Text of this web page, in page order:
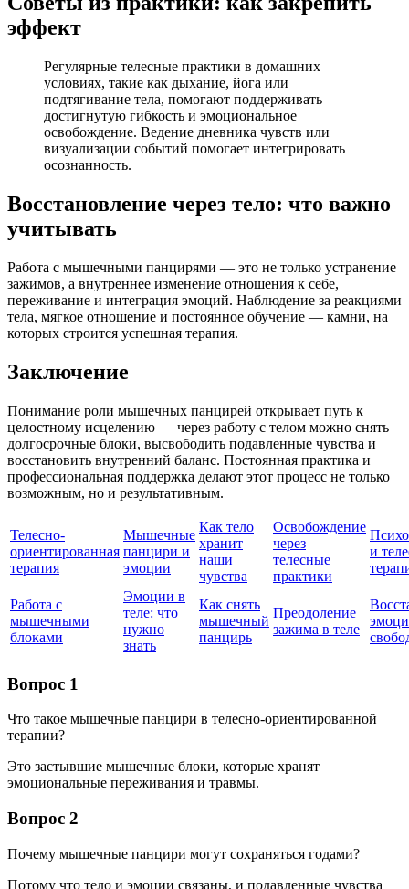
эффект
Регулярные телесные практики в домашних
условиях, такие как дыхание, йога или
подтягивание тела, помогают поддерживать
достигнутую гибкость и эмоциональное
освобождение. Ведение дневника чувств или
визуализации событий помогает интегрировать
осознанность.
Восстановление через тело: что важно
учитывать
Работа с мышечными панцирями — это не только устранение
зажимов, а внутреннее изменение отношения к себе,
переживание и интеграция эмоций. Наблюдение за реакциями
тела, мягкое отношение и постоянное обучение — камни, на
которых строится успешная терапия.
Заключение
Понимание роли мышечных панцирей открывает путь к
целостному исцелению — через работу с телом можно снять
долгосрочные блоки, высвободить подавленные чувства и
восстановить внутренний баланс. Постоянная практика и
профессиональная поддержка делают этот процесс не только
возможным, но и результативным.
Телесно-
ориентированная
терапия
Мышечные
панцири и
эмоции
Как тело
хранит
наши
чувства
Освобождение
через
телесные
практики
и
Работа с
мышечными
блоками
Эмоции в
теле: что
нужно
знать
Как снять
мышечный
панцирь
Преодоление
зажима в теле
Вопрос 1
Что такое мышечные панцири в телесно-ориентированной
терапии?
Это застывшие мышечные блоки, которые хранят
эмоциональные переживания и травмы.
Вопрос 2
Почему мышечные панцири могут сохраняться годами?
Потому что тело и эмоции связаны, и подавленные чувства